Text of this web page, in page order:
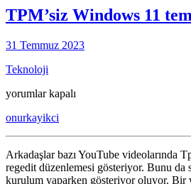
TPM’siz Windows 11
31 Temmuz 2023
Teknoloji
TPM’siz
11
için
yorumlar kapalı
onurkayikci
Arkadaşlar bazı YouTube videolarında
regedit düzenlemesi gösteriyor. Bunu da
kurulum yaparken gösteriyor oluyor. Bir